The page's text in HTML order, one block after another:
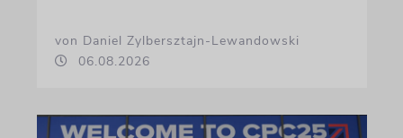
von Daniel Zylbersztajn-Lewandowski
06.08.2026